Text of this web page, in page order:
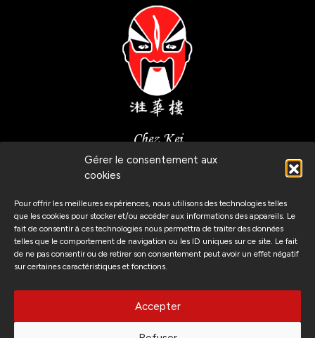
Gérer le consentement aux
cookies
Pour offrir les meilleures expériences, nous utilisons des technologies telles
que les cookies pour stocker et/ou accéder aux informations des appareils. Le
fait de consentir à ces technologies nous permettra de traiter des données
telles que le comportement de navigation ou les ID uniques sur ce site. Le fait
de ne pas consentir ou de retirer son consentement peut avoir un effet négatif
sur certaines caractéristiques et fonctions.
Accepter
Chez Kei
Route de Malagnou, 6
1208 Genève, Suisse
(+41) 22 346 47 89
Suivez-nous